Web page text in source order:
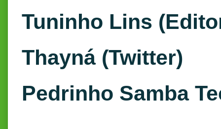
Tuninho Lins
Thayná (Twitter)
Pedrinho Samba